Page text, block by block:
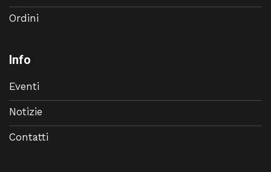
Ordini
Info
Eventi
Notizie
Contatti